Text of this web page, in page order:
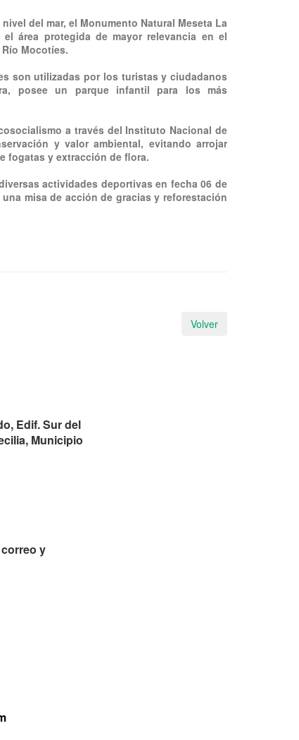
del mar, el Monumento Natural Meseta La
área protegida de mayor relevancia en el
Mocotíes.
son utilizadas por los turistas y ciudadanos
posee un parque infantil para los más
a través del Instituto Nacional de
y valor ambiental, evitando arrojar
fogatas y extracción de flora.
actividades deportivas en fecha 06 de
misa de acción de gracias y reforestación
Volver
Edif. Sur del
Municipio
y